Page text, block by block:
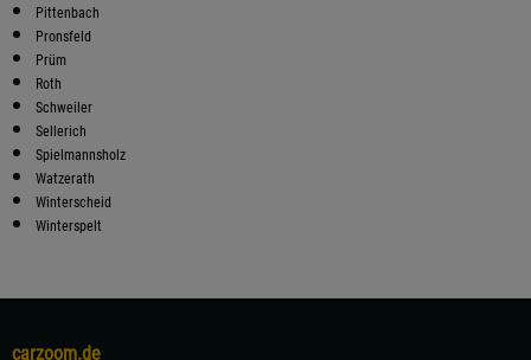
Pittenbach
Pronsfeld
Prüm
Roth
Schweiler
Sellerich
Spielmannsholz
Watzerath
Winterscheid
Winterspelt
carzoom.de